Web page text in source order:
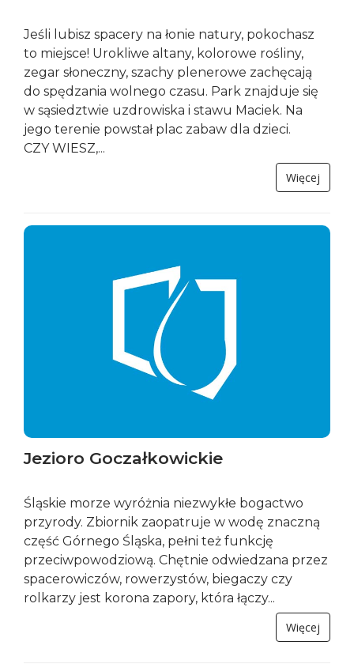
Jeśli lubisz spacery na łonie natury, pokochasz
to miejsce! Urokliwe altany, kolorowe rośliny,
zegar słoneczny, szachy plenerowe zachęcają
do spędzania wolnego czasu. Park znajduje się
w sąsiedztwie uzdrowiska i stawu Maciek. Na
jego terenie powstał plac zabaw dla dzieci.
CZY WIESZ,...
Więcej
Jezioro Goczałkowickie
Śląskie morze wyróżnia niezwykłe bogactwo
przyrody. Zbiornik zaopatruje w wodę znaczną
część Górnego Śląska, pełni też funkcję
przeciwpowodziową. Chętnie odwiedzana przez
spacerowiczów, rowerzystów, biegaczy czy
rolkarzy jest korona zapory, która łączy...
Więcej